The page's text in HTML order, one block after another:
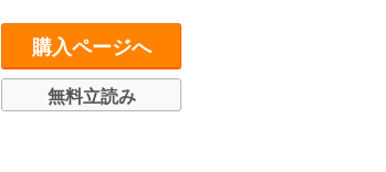
購入ページへ
無料立読み